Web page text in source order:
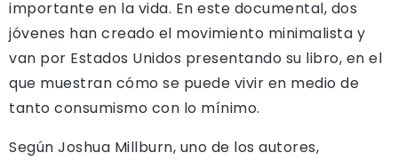
importante en la vida. En este documental, dos
jóvenes han creado el movimiento minimalista y
van por Estados Unidos presentando su libro, en el
que muestran cómo se puede vivir en medio de
tanto consumismo con lo mínimo.
Según Joshua Millburn, uno de los autores,